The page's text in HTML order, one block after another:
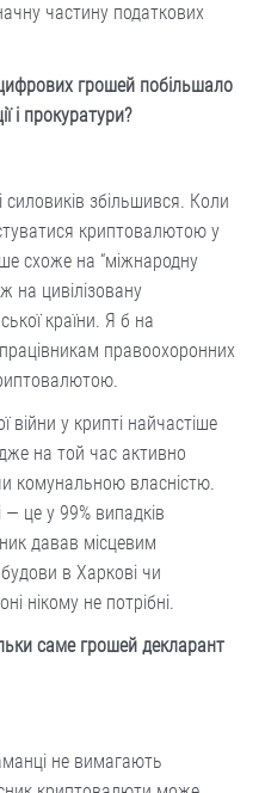
частину податкових
грошей побільшало
і прокуратури?
збільшився. Коли
криптовалютою у
схоже на “міжнародну
на цивілізовану
країни. Я б на
правоохоронних
у крипті найчастіше
на той час активно
комунальною власністю.
це у 99% випадків
давав місцевим
в Харкові чи
нікому не потрібні.
саме грошей декларант
не вимагають